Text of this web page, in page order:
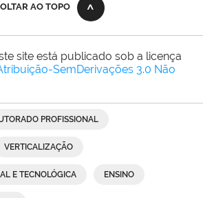
AO TOPO
site está publicado sob a licença
SemDerivações 3.0 Não
PROFISSIONAL
VERTICALIZAÇÃO
E TECNOLÓGICA ENSINO